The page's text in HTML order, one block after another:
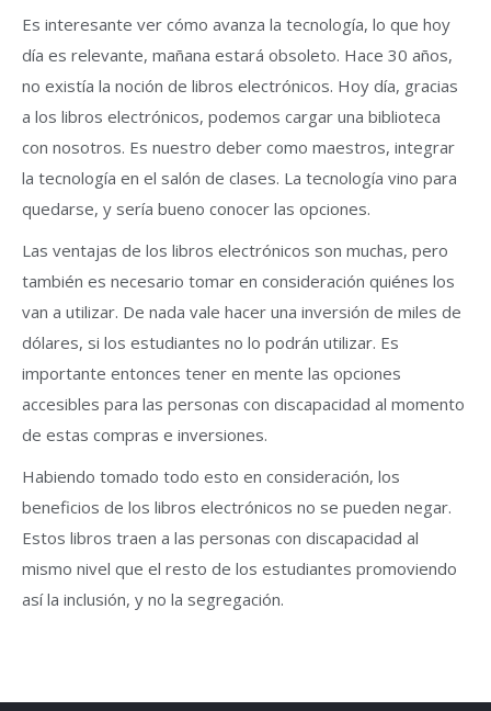
Es interesante ver cómo avanza la tecnología, lo que hoy
día es relevante, mañana estará obsoleto. Hace 30 años,
no existía la noción de libros electrónicos. Hoy día, gracias
a los libros electrónicos, podemos cargar una biblioteca
con nosotros. Es nuestro deber como maestros, integrar
la tecnología en el salón de clases. La tecnología vino para
quedarse, y sería bueno conocer las opciones.
Las ventajas de los libros electrónicos son muchas, pero
también es necesario tomar en consideración quiénes los
van a utilizar. De nada vale hacer una inversión de miles de
dólares, si los estudiantes no lo podrán utilizar. Es
importante entonces tener en mente las opciones
accesibles para las personas con discapacidad al momento
de estas compras e inversiones.
Habiendo tomado todo esto en consideración, los
beneficios de los libros electrónicos no se pueden negar.
Estos libros traen a las personas con discapacidad al
mismo nivel que el resto de los estudiantes promoviendo
así la inclusión, y no la segregación.